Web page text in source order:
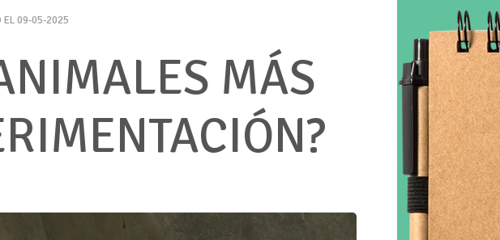
EL 09-05-2025
MÁS